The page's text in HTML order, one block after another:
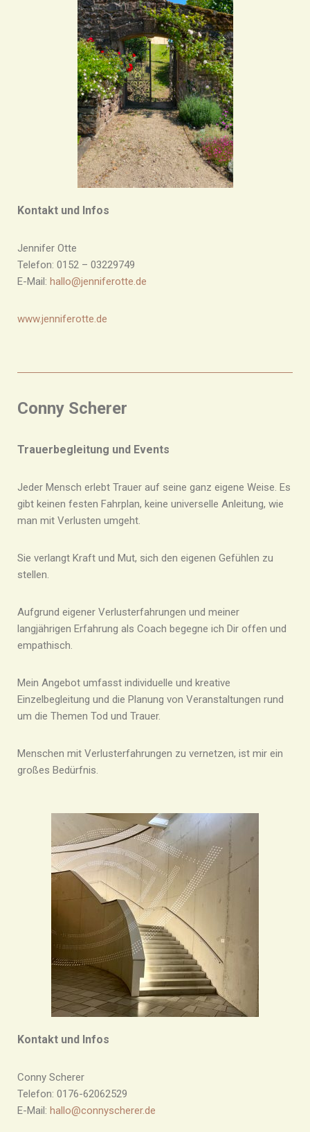
Kontakt und Infos
Jennifer Otte
Telefon: 0152 – 03229749
E-Mail: hallo@jenniferotte.de
www.jenniferotte.de
Conny Scherer
Trauerbegleitung und Events
Jeder Mensch erlebt Trauer auf seine ganz eigene Weise. Es
gibt keinen festen Fahrplan, keine universelle Anleitung, wie
man mit Verlusten umgeht.
Sie verlangt Kraft und Mut, sich den eigenen Gefühlen zu
stellen.
Aufgrund eigener Verlusterfahrungen und meiner
langjährigen Erfahrung als Coach begegne ich Dir offen und
empathisch.
Mein Angebot umfasst individuelle und kreative
Einzelbegleitung und die Planung von Veranstaltungen rund
um die Themen Tod und Trauer.
Menschen mit Verlusterfahrungen zu vernetzen, ist mir ein
großes Bedürfnis.
Kontakt und Infos
Conny Scherer
Telefon: 0176-62062529
E-Mail: hallo@connyscherer.de